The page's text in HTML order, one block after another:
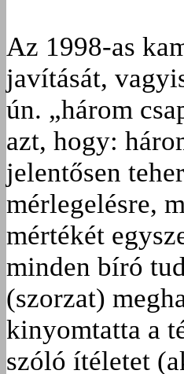
Az 1998-as
javítását,
ún. „három
azt, hogy:
jelentősen
mérlegelésre,
mértékét
minden bíró
(szorzat)
kinyomtatta a
szóló ítéletet